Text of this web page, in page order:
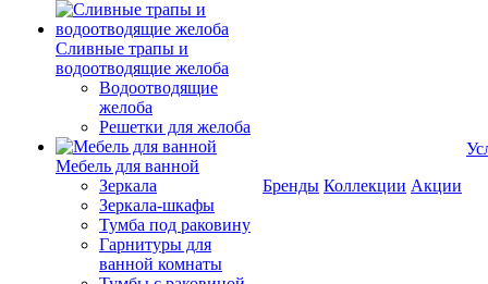
Cливные трапы и
водоотводящие желоба
Водоотводящие
желоба
Решетки для желоба
Мебель для ванной
Зеркала
Зеркала-шкафы
Тумба под раковину
Гарнитуры для
ванной комнаты
Бренды Коллекции Акции